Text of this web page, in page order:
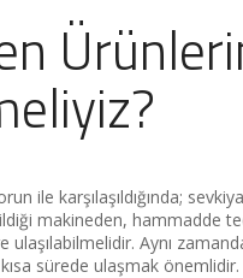
ile karşılaşıldığında;
makineden, hammadde
ulaşılabilmelidir. Aynı
sürede ulaşmak önemlidir.